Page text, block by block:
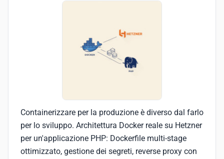
Containerizzare per la produzione è diverso dal farlo
per lo sviluppo. Architettura Docker reale su Hetzner
per un'applicazione PHP: Dockerfile multi-stage
ottimizzato, gestione dei segreti, reverse proxy con